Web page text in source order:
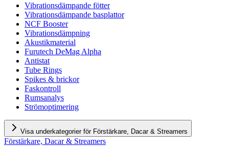
Vibrationsdämpande fötter
Vibrationsdämpande basplattor
NCF Booster
Vibrationsdämpning
Akustikmaterial
Furutech DeMag Alpha
Antistat
Tube Rings
Spikes & brickor
Faskontroll
Rumsanalys
Strömoptimering
Visa underkategorier för Förstärkare, Dacar & Streamers
Förstärkare, Dacar & Streamers